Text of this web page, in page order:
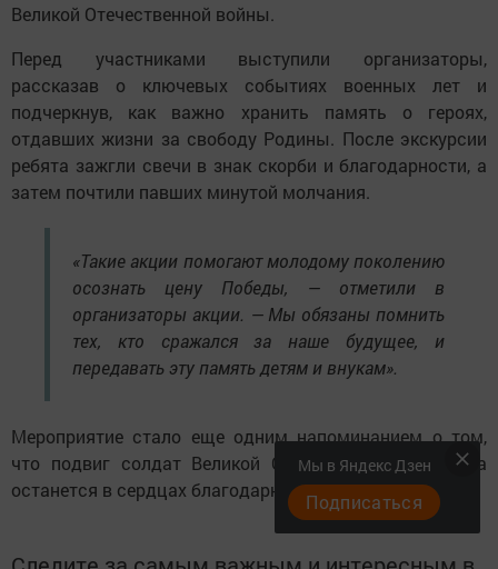
Великой Отечественной войны.
Перед участниками выступили организаторы,
рассказав о ключевых событиях военных лет и
подчеркнув, как важно хранить память о героях,
отдавших жизни за свободу Родины. После экскурсии
ребята зажгли свечи в знак скорби и благодарности, а
затем почтили павших минутой молчания.
«Такие акции помогают молодому поколению
осознать цену Победы, — отметили в
организаторы акции. — Мы обязаны помнить
тех, кто сражался за наше будущее, и
передавать эту память детям и внукам».
Мероприятие стало еще одним напоминанием о том,
что подвиг солдат Великой Отечественной навсегда
останется в сердцах благодарных потомков.
Мы в Яндекс Дзен
Подписаться